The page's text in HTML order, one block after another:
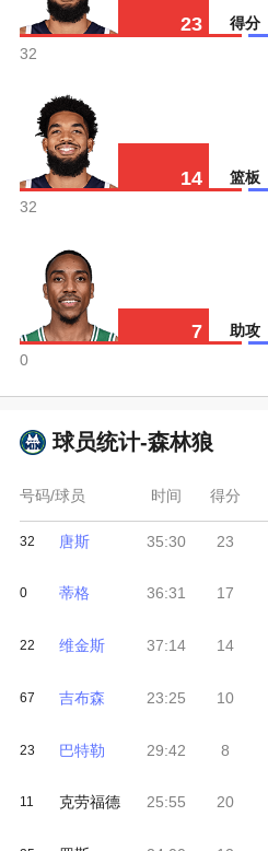
23
32
得分
14
32
篮板
7
0
助攻
球员统计-森林狼
号码/球员
32 唐斯
0 蒂格
22 维金斯
67 吉布森
23 巴特勒
11 克劳福德
时间
35:30
36:31
37:14
23:25
29:42
25:55
得分
23
17
14
10
8
20